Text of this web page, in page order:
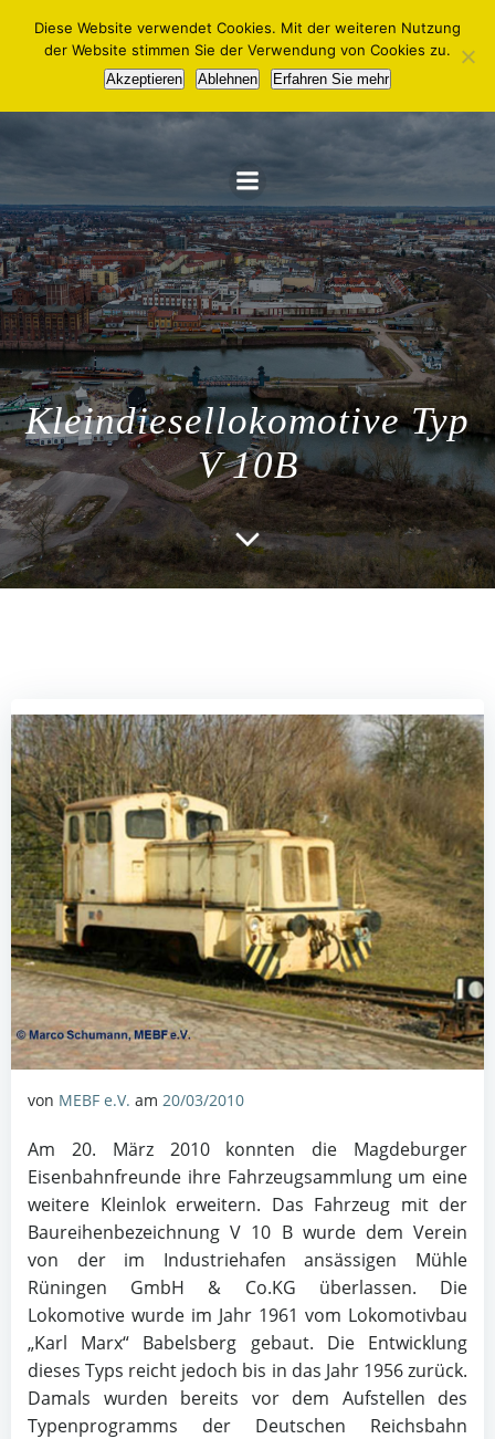
Inhalt
springen
Magdeburger Eisenbahnfreunde e.V.
Kleindiesellokomotive Typ
V 10B
von MEBF e.V. am 20/03/2010
Am 20. März 2010 konnten die Magdeburger
Eisenbahnfreunde ihre Fahrzeugsammlung um eine
weitere Kleinlok erweitern. Das Fahrzeug mit der
Baureihenbezeichnung V 10 B wurde dem Verein
von der im Industriehafen ansässigen Mühle
Rüningen GmbH & Co.KG überlassen. Die
Lokomotive wurde im Jahr 1961 vom Lokomotivbau
„Karl Marx“ Babelsberg gebaut. Die Entwicklung
dieses Typs reicht jedoch bis in das Jahr 1956 zurück.
Damals wurden bereits vor dem Aufstellen des
Typenprogramms der Deutschen Reichsbahn
Diese Website verwendet Cookies. Mit der weiteren Nutzung
der Website stimmen Sie der Verwendung von Cookies zu.
Akzeptieren Ablehnen Erfahren Sie mehr